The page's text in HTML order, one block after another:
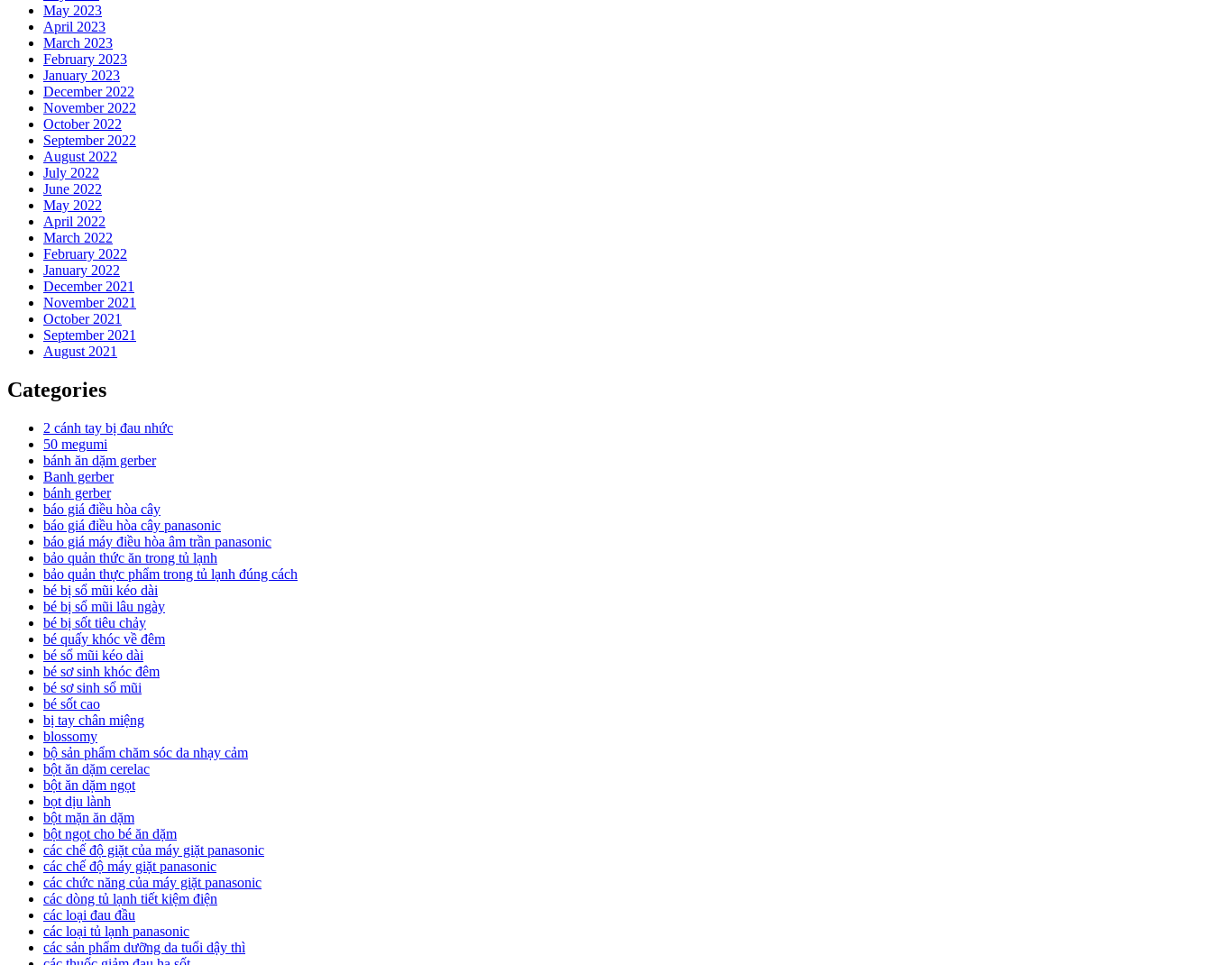
May 2023
April 2023
March 2023
February 2023
January 2023
December 2022
November 2022
October 2022
September 2022
August 2022
July 2022
June 2022
May 2022
April 2022
March 2022
February 2022
January 2022
December 2021
November 2021
October 2021
September 2021
August 2021
Categories
2 cánh tay bị đau nhức
50 megumi
bánh ăn dặm gerber
Banh gerber
bánh gerber
báo giá điều hòa cây
báo giá điều hòa cây panasonic
báo giá máy điều hòa âm trần panasonic
bảo quản thức ăn trong tủ lạnh
bảo quản thực phẩm trong tủ lạnh đúng cách
bé bị sổ mũi kéo dài
bé bị sổ mũi lâu ngày
bé bị sốt tiêu chảy
bé quấy khóc về đêm
bé sổ mũi kéo dài
bé sơ sinh khóc đêm
bé sơ sinh sổ mũi
bé sốt cao
bị tay chân miệng
blossomy
bộ sản phẩm chăm sóc da nhạy cảm
bột ăn dặm cerelac
bột ăn dặm ngọt
bọt dịu lành
bột mặn ăn dặm
bột ngọt cho bé ăn dặm
các chế độ giặt của máy giặt panasonic
các chế độ máy giặt panasonic
các chức năng của máy giặt panasonic
các dòng tủ lạnh tiết kiệm điện
các loại đau đầu
các loại tủ lạnh panasonic
các sản phẩm dưỡng da tuổi dậy thì